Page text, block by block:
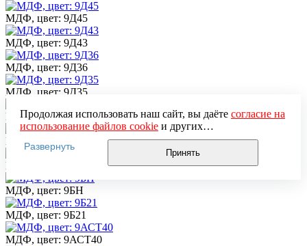
МДФ, цвет: 9Д45
МДФ, цвет: 9Д43
МДФ, цвет: 9Д36
МДФ, цвет: 9Д35
МДФ, цвет: 9Д21
МДФ, цвет: 9Д10
МДФ, цвет: 9ФВЛ
МДФ, цвет: 9БН
МДФ, цвет: 9Б21
МДФ, цвет: 9АСТ40
Продолжая использовать наш сайт, вы даёте согласие на
использование файлов cookieи других
пользовательских данных (включая IP-адрес, сведения о
местоположении, устройстве, действиях на сайте и т. п.)
для функционирования сайта, проведения
использования систем аналитики (например,
Яндекс.Метрика), в соответствии с нашей
обработки персональных данных.
Если вы не хотите, чтобы ваши данные обрабатывались,
настройте ограничения в браузере или покиньте сайт.
Развернуть
Принять